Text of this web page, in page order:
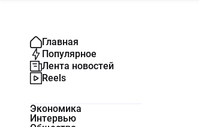
Главная
Популярное
Лента новостей
Reels
Экономика
Интервью